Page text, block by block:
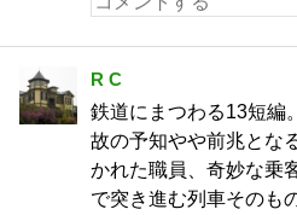
R C
鉄道にまつわる13短編
故の予知やや前兆とな
かれた職員、奇妙な乗
で突き進む列車そのも